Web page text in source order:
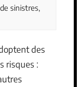
sinistres,
des
risques :